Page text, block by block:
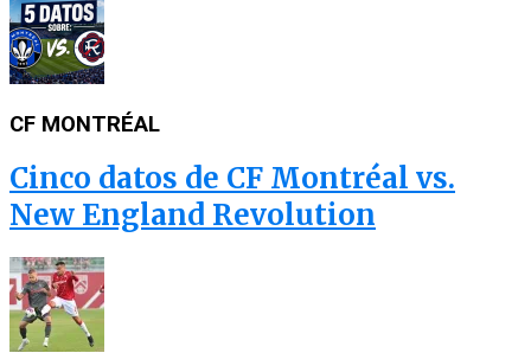
CF MONTRÉAL
Cinco datos de CF Montréal vs.
New England Revolution